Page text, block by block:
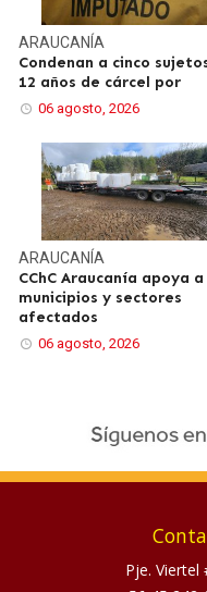
ARAUCANÍA
Condenan a cinco
12 años de cárcel por
06 agosto, 2026
ARAUCANÍA
CChC Araucanía apoya a
municipios y sectores
afectados
06 agosto, 2026
Pje. Viertel